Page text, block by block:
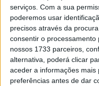
serviços. Com a sua
poderemos usar
precisos através da
consentir o
nossos 1733 parceiros,
alternativa, poderá clicar
aceder a informações
preferências antes de dar
que envolver
considerou “indevidos”
próprias, quando as terá
Viria o cargo a ser
atual autarca de Tondela.